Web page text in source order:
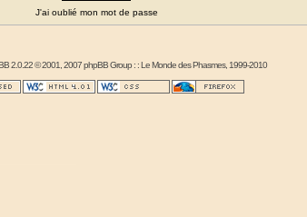
J'ai oublié mon mot de passe
2.0.22 © 2001, 2007 phpBB Group : :Le Monde des Phasmes, 1999-2010